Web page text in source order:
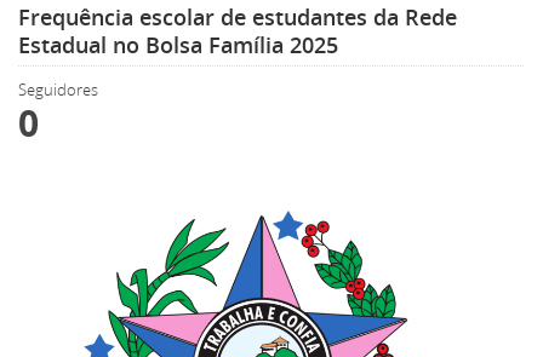
Frequência escolar de estudantes da Rede
Estadual no Bolsa Família 2025
Seguidores
0